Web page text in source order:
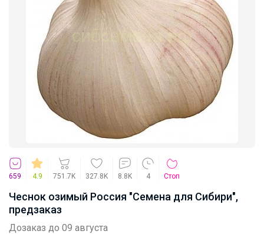
659 4.9 751.7K 327.8K 8.8K 4 Стоп
Чеснок озимый Россия "Семена для Сибири",
предзаказ
Дозаказ до 09 августа